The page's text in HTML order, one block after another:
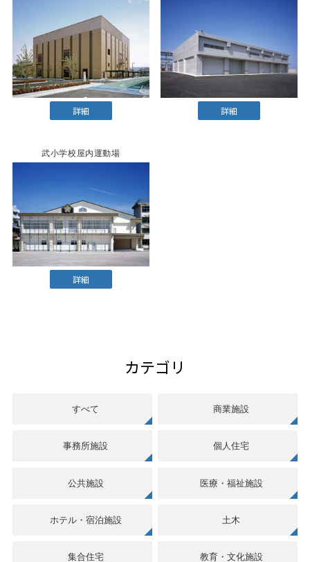
詳細 詳細
武小学校屋内運動場
詳細
カテゴリ
すべて 商業施設
事務所施設 個人住宅
公共施設 医療・福祉施設
ホテル・宿泊施設 土木
集合住宅 教育・文化施設